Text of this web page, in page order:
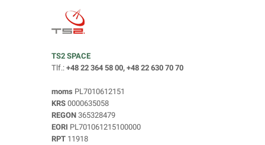
TS2 SPACE
Tlf.: +48 22 364 58 00, +48 22 630 70 70
moms PL7010612151
KRS 0000635058
REGON 365328479
EORI PL701061215100000
RPT 11918